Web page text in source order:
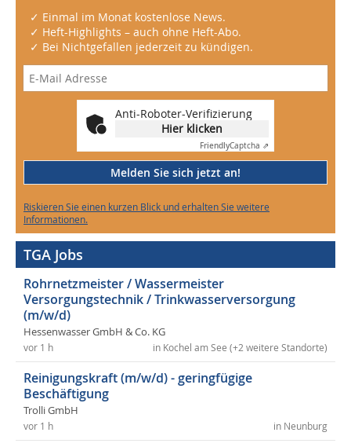
✓ Einmal im Monat kostenlose News.
✓ Heft-Highlights – auch ohne Heft-Abo.
✓ Bei Nichtgefallen jederzeit zu kündigen.
Anti-Roboter-Verifizierung
Hier klicken
FriendlyCaptcha ⇗
Melden Sie sich jetzt an!
Riskieren Sie einen kurzen Blick und erhalten Sie weitere
Informationen.
TGA Jobs
Rohrnetzmeister / Wassermeister
Versorgungstechnik / Trinkwasserversorgung
(m/w/d)
Hessenwasser GmbH & Co. KG
in Kochel am See (+2 weitere Standorte)
vor 1 h
Reinigungskraft (m/w/d) - geringfügige
Beschäftigung
Trolli GmbH
in Neunburg
vor 1 h